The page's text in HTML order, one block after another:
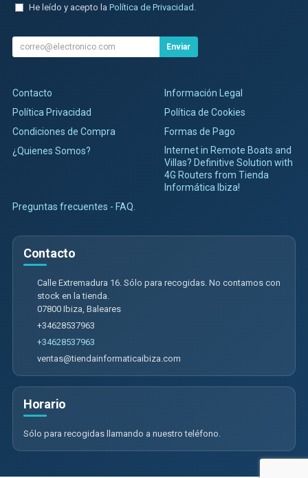
He leído y acepto la Política de Privacidad
Enviar
Contacto
Información Legal
Política Privacidad
Política de Cookies
Condiciones de Compra
Formas de Pago
¿Quienes Somos?
Internet in Remote Boats and
Villas? Definitive Solution with
4G Routers from Tienda
Informática Ibiza!
Preguntas frecuentes - FAQ.
Contacto
Calle Extremadura 16. Sólo para recogidas. No contamos con
stock en la tienda.
07800 Ibiza Baleares
+34628537963
+34628537963
ventas@tiendainformaticaibiza.com
Horario
Sólo para recogidas llamando a nuestro teléfono.